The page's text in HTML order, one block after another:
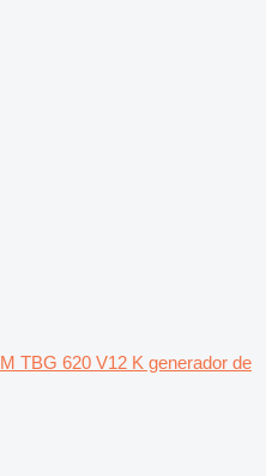
TBG 620 V12 K generador de